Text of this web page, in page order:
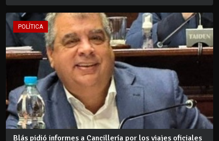
POLÍTICA
Blás pidió informes a Cancillería por los viajes oficiales